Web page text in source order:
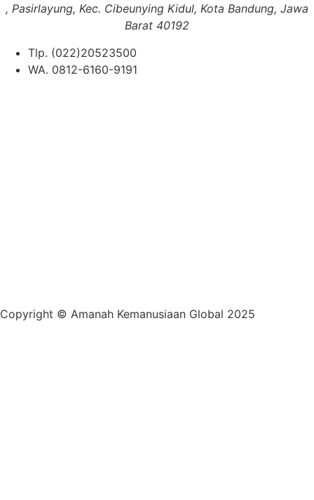
, Pasirlayung, Kec. Cibeunying Kidul, Kota Bandung, Jawa
Barat 40192
Tlp. (022)20523500
WA. 0812-6160-9191
Copyright © Amanah Kemanusiaan Global 2025